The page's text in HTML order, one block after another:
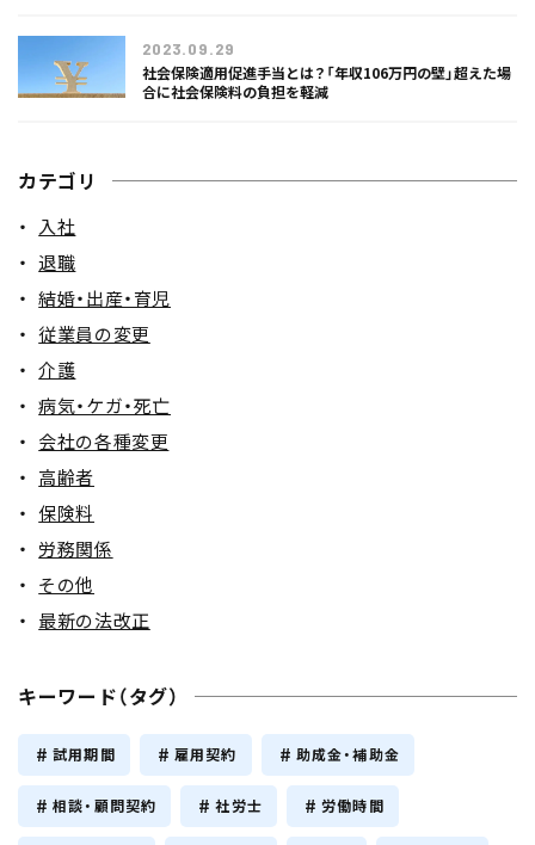
2023.09.29
社会保険適用促進手当とは？「年収106万円の壁」超えた場
合に社会保険料の負担を軽減
カテゴリ
入社
退職
結婚・出産・育児
従業員の変更
介護
病気・ケガ・死亡
会社の各種変更
高齢者
保険料
労務関係
その他
最新の法改正
キーワード（タグ）
試用期間 雇用契約 助成金・補助金
相談・顧問契約 社労士 労働時間